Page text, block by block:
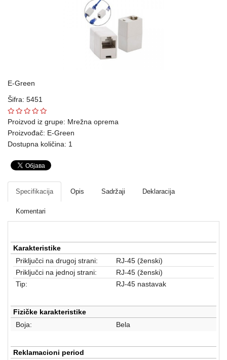
tehnika
Telefoni
Mrežna
oprema
Gaming
Kućni
aparati
Software
Sve
kategorije
E-Green
Šifra: 5451
Proizvod iz grupe: Mrežna oprema
Proizvođač: E-Green
Dostupna količina: 1
Specifikacija Opis Sadržaji Deklaracija
Komentari
Karakteristike
Priključci na drugoj strani:
RJ-45 (ženski)
Priključci na jednoj strani:
RJ-45 (ženski)
Tip:
RJ-45 nastavak
Fizičke karakteristike
Boja:
Bela
Reklamacioni period